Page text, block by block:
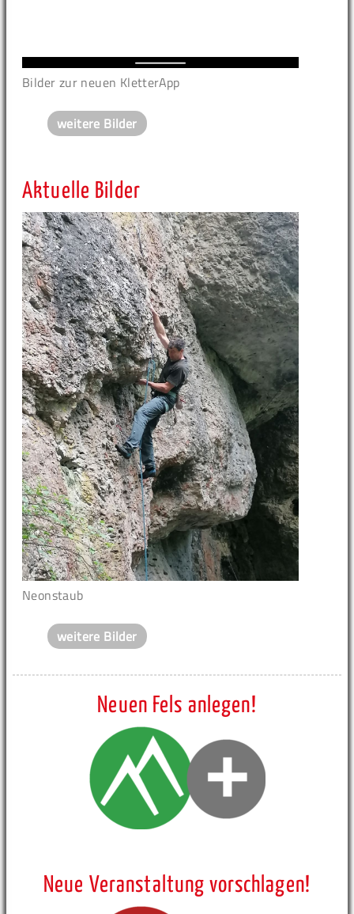
Bilder zur neuen KletterApp
weitere Bilder
Aktuelle Bilder
Neonstaub
weitere Bilder
Neuen Fels anlegen!
Neue Veranstaltung vorschlagen!